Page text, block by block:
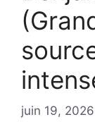
juin 19, 2026